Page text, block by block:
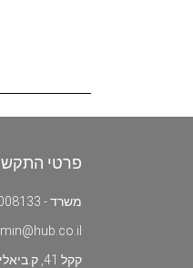
פרטי
משרד - 077-7008133
קקל 41, ק.ביאליק